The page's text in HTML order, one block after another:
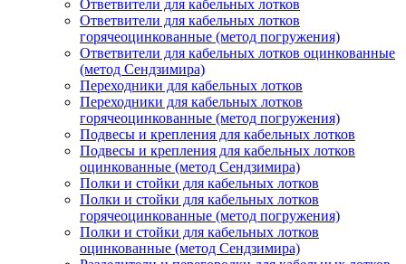
Ответвители для кабельных лотков
Ответвители для кабельных лотков
горячеоцинкованные (метод погружения)
Ответвители для кабельных лотков оцинкованные
(метод Сендзимира)
Переходники для кабельных лотков
Переходники для кабельных лотков
горячеоцинкованные (метод погружения)
Подвесы и крепления для кабельных лотков
Подвесы и крепления для кабельных лотков
оцинкованные (метод Сендзимира)
Полки и стойки для кабельных лотков
Полки и стойки для кабельных лотков
горячеоцинкованные (метод погружения)
Полки и стойки для кабельных лотков
оцинкованные (метод Сендзимира)